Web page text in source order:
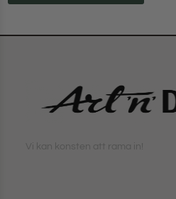
Vi kan konsten att rama in!